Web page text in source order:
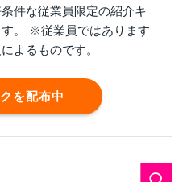
件な従業員限定の紹介キ
。 ※従業員ではあります
よるものです。
を配布中